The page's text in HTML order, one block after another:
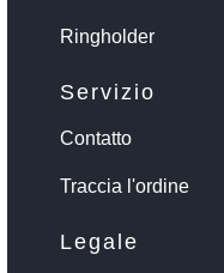
Ringholder
Servizio
Contatto
Traccia l'ordine
Legale